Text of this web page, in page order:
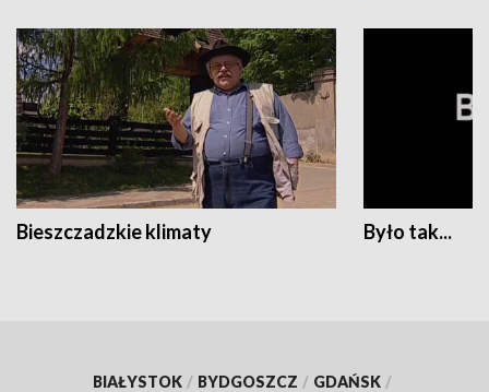
Bieszczadzkie klimaty Było tak...
BIAŁYSTOK / BYDGOSZCZ / GDAŃSK /